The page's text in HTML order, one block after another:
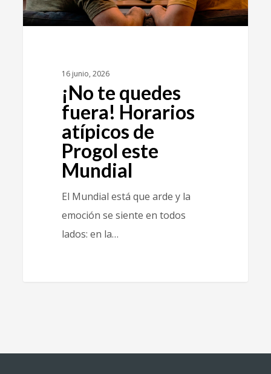
16 junio, 2026
¡No te quedes
fuera! Horarios
atípicos de
Progol este
Mundial
El Mundial está que arde y la
emoción se siente en todos
lados: en la…